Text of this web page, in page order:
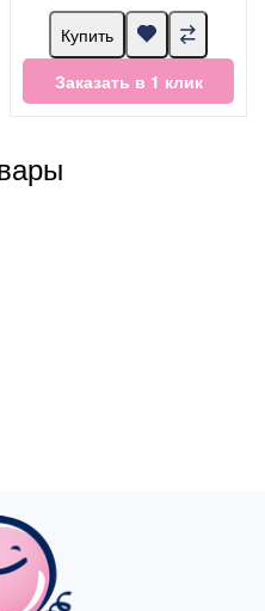
Купить
Заказать в 1 клик